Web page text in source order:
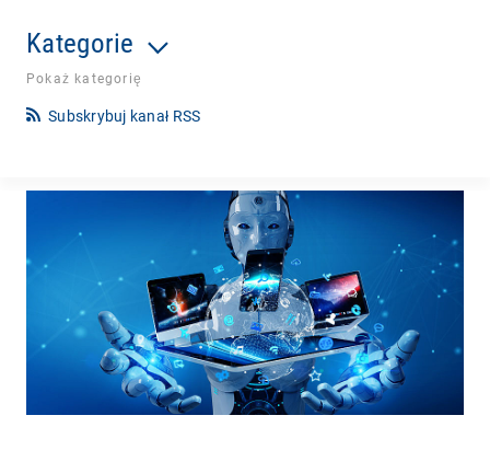
Kategorie
Pokaż kategorię
Subskrybuj kanał RSS